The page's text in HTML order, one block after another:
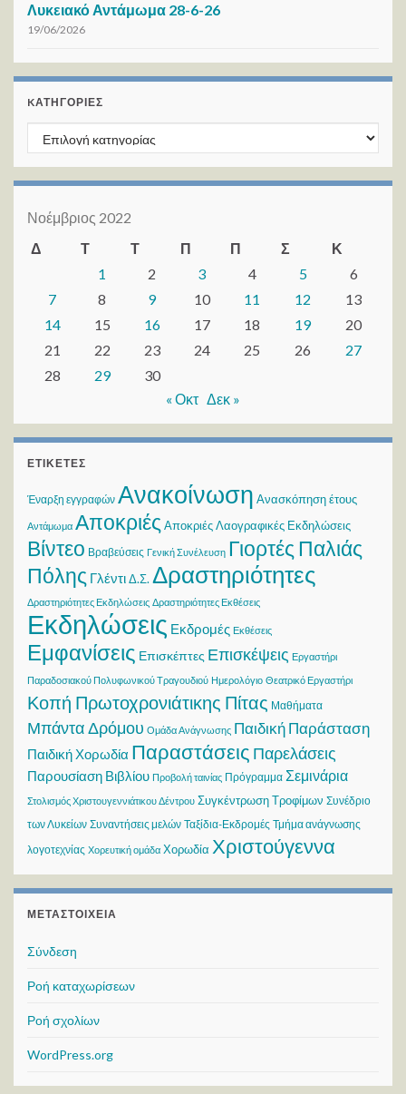
Λυκειακό Αντάμωμα 28-6-26
19/06/2026
KΑΤΗΓΟΡΊΕΣ
Kατηγορίες
Νοέμβριος 2022
Δ
Τ Τ Π Π Σ
Κ
1
2 3 4 5
6
7
8 9 10 11 12
13
14
15 16 17 18 19
20
21
22 23 24 25 26
27
28
29
30
« Οκτ Δεκ »
ΕΤΙΚΈΤΕΣ
Έναρξη εγγραφών Ανακοίνωση Ανασκόπηση έτους
Αντάμωμα Αποκριές Αποκριές Λαογραφικές Εκδηλώσεις
Βίντεο Βραβεύσεις Γενική Συνέλευση Γιορτές Παλιάς
Πόλης ΓλέντιΔ.Σ. Δραστηριότητες
Δραστηριότητες Εκδηλώσεις Δραστηριότητες Εκθέσεις
Εκδηλώσεις Εκδρομές Εκθέσεις
Εμφανίσεις Επισκέπτες Επισκέψεις Εργαστήρι
Παραδοσιακού Πολυφωνικού Τραγουδιού Ημερολόγιο Θεατρικό Εργαστήρι
Κοπή Πρωτοχρονιάτικης Πίτας Μαθήματα
Μπάντα Δρόμου Ομάδα Ανάγνωσης Παιδική Παράσταση
Παιδική Χορωδία Παραστάσεις Παρελάσεις
Παρουσίαση Βιβλίου Προβολή ταινίας Πρόγραμμα Σεμινάρια
Στολισμός Χριστουγεννιάτικου Δέντρου Συγκέντρωση Τροφίμων Συνέδριο
των Λυκείων Συναντήσεις μελών Ταξίδια-Εκδρομές Τμήμα ανάγνωσης
λογοτεχνίας Χορευτική ομάδα Χορωδία Χριστούγεννα
ΜΕΤΑΣΤΟΙΧΕΊΑ
Σύνδεση
Ροή καταχωρίσεων
Ροή σχολίων
WordPress.org